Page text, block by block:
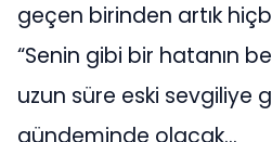
geçen birinden artık
“Senin gibi bir hatanın
uzun süre eski sevgiliye